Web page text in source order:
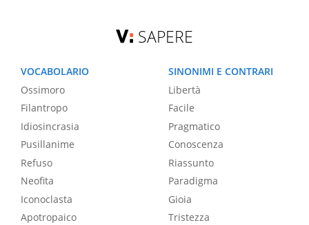
SAPERE
VOCABOLARIO
Ossimoro
Filantropo
Idiosincrasia
Pusillanime
Refuso
Neofita
Iconoclasta
Apotropaico
SINONIMI E CONTRARI
Libertà
Facile
Pragmatico
Conoscenza
Riassunto
Paradigma
Gioia
Tristezza